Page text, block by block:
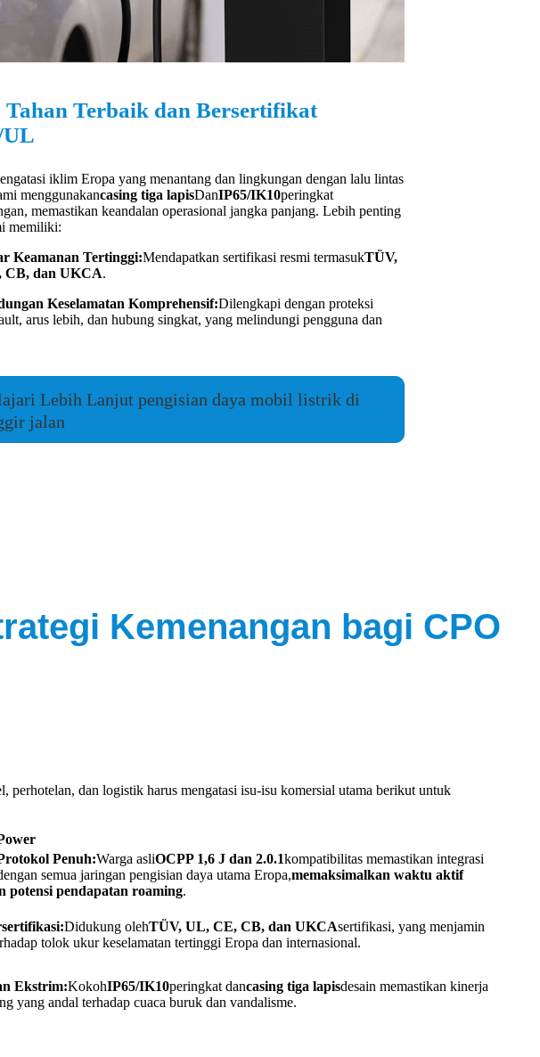
Tahan Terbaik dan Bersertifikat
iklim Eropa yang menantang dan lingkungan dengan lalu lintas
menggunakancasing tiga lapisDanIP65/IK10peringkat
memastikan keandalan operasional jangka panjang. Lebih penting
memiliki:
Keamanan Tertinggi:Mendapatkan sertifikasi resmi termasukTÜV,
CB, dan UKCA.
Keselamatan Komprehensif:Dilengkapi dengan proteksi
arus lebih, dan hubung singkat, yang melindungi pengguna dan
Lebih Lanjut pengisian daya mobil listrik di
jalan
Kemenangan bagi CPO
perhotelan, dan logistik harus mengatasi isu-isu komersial utama berikut untuk
Penuh:Warga asliOCPP 1,6 J dan 2.0.1kompatibilitas memastikan integrasi
semua jaringan pengisian daya utama Eropa,memaksimalkan waktu aktif
potensi pendapatan roaming.
Didukung olehTÜV, UL, CE, CB, dan UKCAsertifikasi, yang menjamin
tolok ukur keselamatan tertinggi Eropa dan internasional.
Ekstrim:KokohIP65/IK10peringkat dancasing tiga lapisdesain memastikan kinerja
yang andal terhadap cuaca buruk dan vandalisme.